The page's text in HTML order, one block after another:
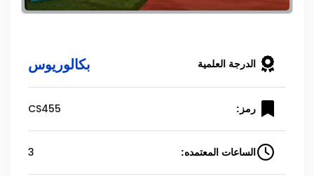
الدرجة العلمية بكالوريوس
رمز: CS455
الساعات المعتمده: 3